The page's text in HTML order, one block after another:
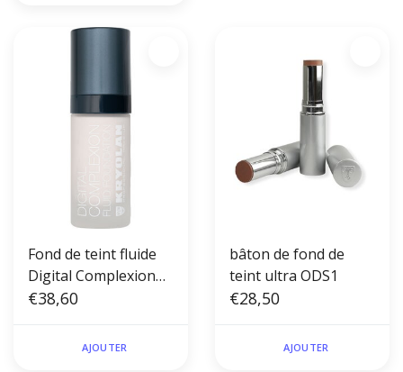
Fond de teint fluide
Digital Complexion
P01
€38,60
AJOUTER
bâton de fond de
teint ultra ODS1
€28,50
AJOUTER